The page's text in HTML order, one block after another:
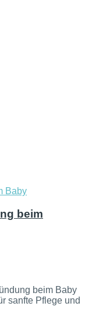
beim
beim Baby
sanfte Pflege und